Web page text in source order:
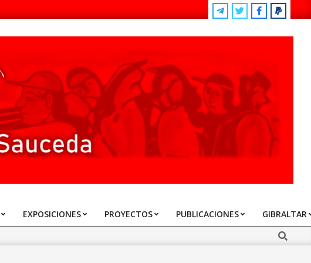
EXPOSICIONES PROYECTOS PUBLICACIONES GIBRALTAR
Search